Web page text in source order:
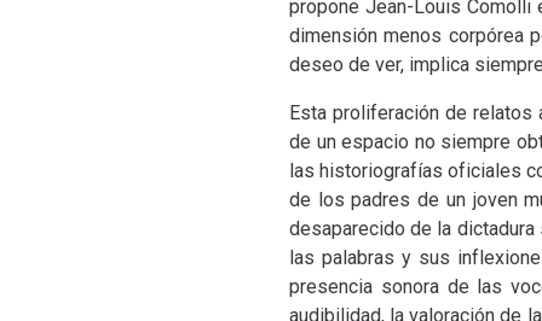
propone Jean-Louis Comolli
dimensión menos corpórea
deseo de ver, implica
Esta proliferación de relatos
de un espacio no siempre
las historiografías oficiales
de los padres de un joven
desaparecido de la
las palabras y sus
presencia sonora de las
audibilidad, la valoración de